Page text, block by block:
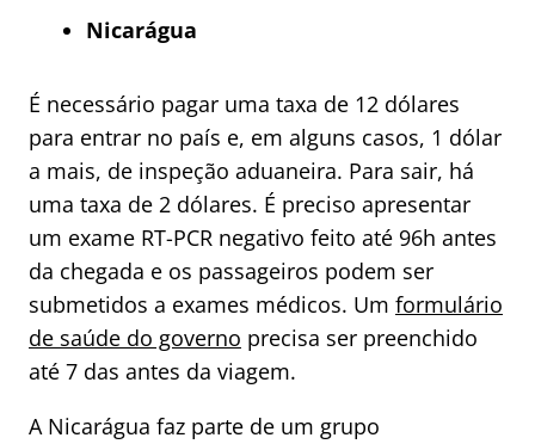
Nicarágua
É necessário pagar uma taxa de 12 dólares
para entrar no país e, em alguns casos, 1 dólar
a mais, de inspeção aduaneira. Para sair, há
uma taxa de 2 dólares. É preciso apresentar
um exame RT-PCR negativo feito até 96h antes
da chegada e os passageiros podem ser
submetidos a exames médicos. Um formulário
de saúde do governo precisa ser preenchido
até 7 das antes da viagem.
A Nicarágua faz parte de um grupo